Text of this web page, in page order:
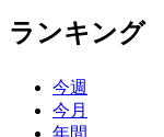
ランキング
今週
今月
年間